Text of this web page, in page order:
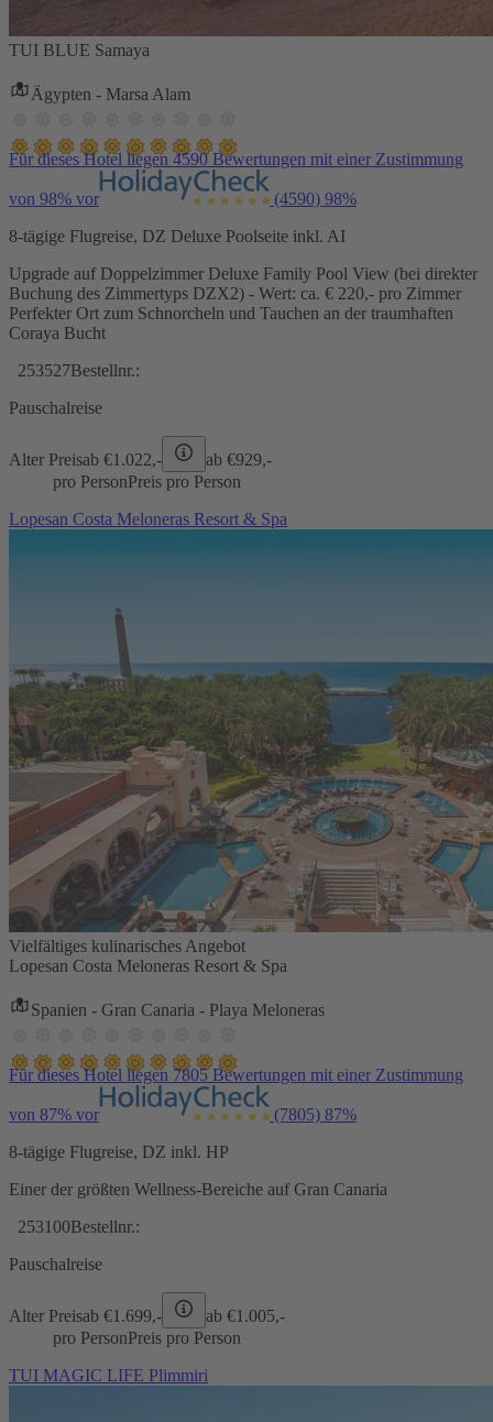
TUI BLUE Samaya
Ägypten - Marsa Alam
Für dieses Hotel liegen 4590 Bewertungen mit einer Zustimmung
von 98% vor (4590) 98%
8-tägige Flugreise, DZ Deluxe Poolseite inkl. AI
Upgrade auf Doppelzimmer Deluxe Family Pool View (bei direkter
Buchung des Zimmertyps DZX2) - Wert: ca. € 220,- pro Zimmer
Perfekter Ort zum Schnorcheln und Tauchen an der traumhaften
Coraya Bucht
253527Bestellnr.:
Pauschalreise
Alter Preisab €1.022,- ab €929,-
pro PersonPreis pro Person
Lopesan Costa Meloneras Resort & Spa
Vielfältiges kulinarisches Angebot
Lopesan Costa Meloneras Resort & Spa
Spanien - Gran Canaria - Playa Meloneras
Für dieses Hotel liegen 7805 Bewertungen mit einer Zustimmung
von 87% vor (7805) 87%
8-tägige Flugreise, DZ inkl. HP
Einer der größten Wellness-Bereiche auf Gran Canaria
253100Bestellnr.:
Pauschalreise
Alter Preisab €1.699,- ab €1.005,-
pro PersonPreis pro Person
TUI MAGIC LIFE Plimmiri